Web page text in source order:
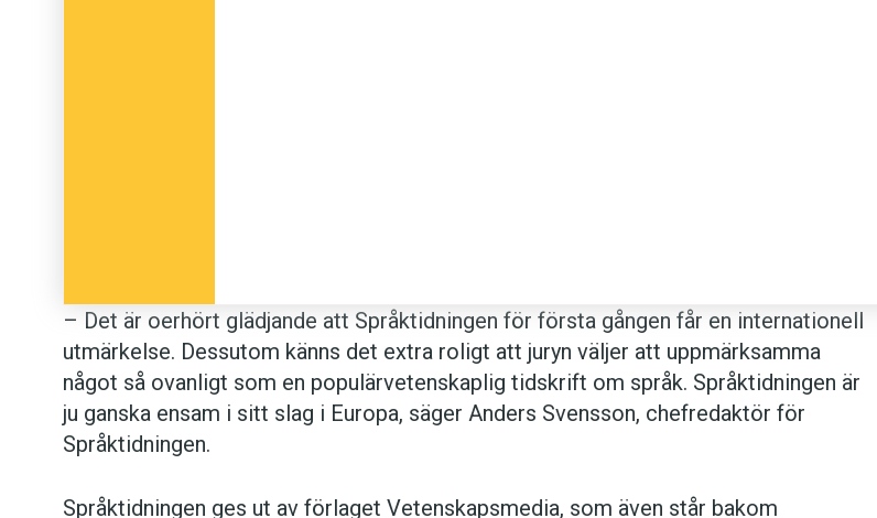
– Det är oerhört glädjande att Språktidningen för första gången får en internationell
utmärkelse. Dessutom känns det extra roligt att juryn väljer att uppmärksamma
något så ovanligt som en populärvetenskaplig tidskrift om språk. Språktidningen är
ju ganska ensam i sitt slag i Europa, säger Anders Svensson, chefredaktör för
Språktidningen.
Språktidningen ges ut av förlaget Vetenskapsmedia, som även står bakom